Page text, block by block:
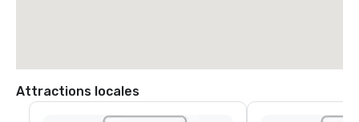
Attractions locales